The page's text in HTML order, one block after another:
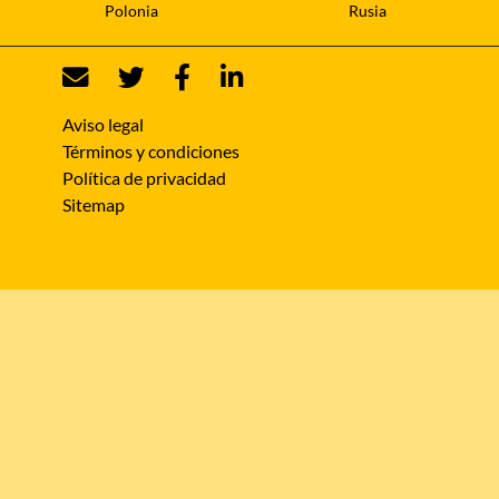
Polonia Rusia
Aviso legal
Términos y condiciones
Política de privacidad
Sitemap